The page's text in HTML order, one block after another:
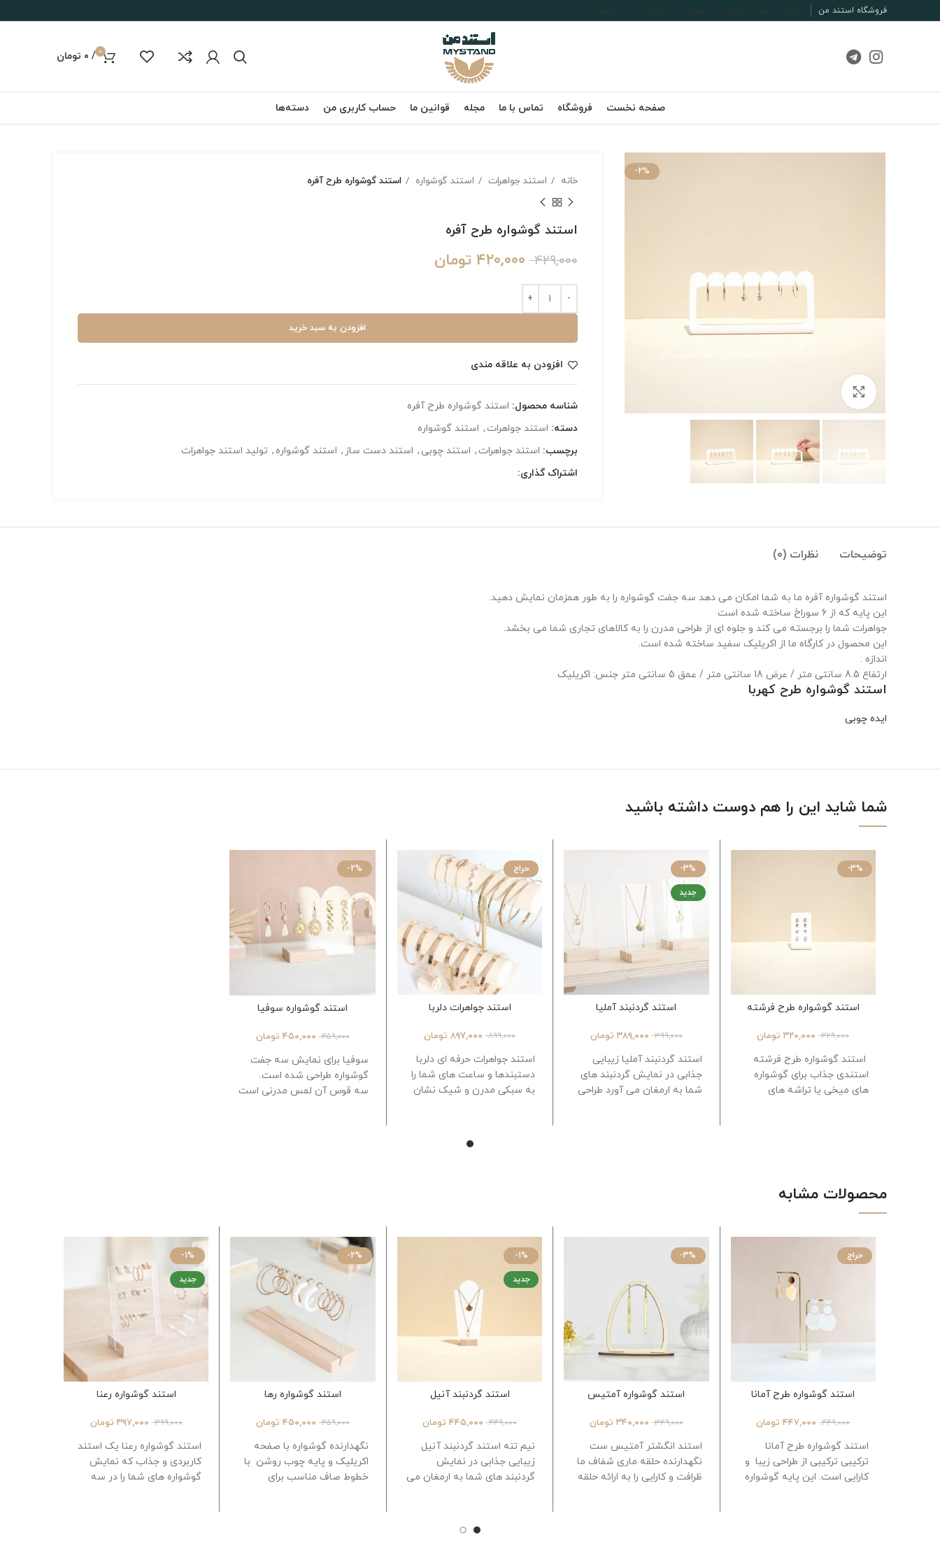
فروشگاه استند من مجله مطالب کاربران مشاوره تماس با ما برندها
0
/ ۰ تومان
صفحه نخست فروشگاه تماس با ما مجله قوانین ما حساب کاربری من دسته‌ها
-2%
خانه استند جواهرات استند گوشواره استند گوشواره طرح آفره
استند گوشواره طرح آفره
۴۲۹,۰۰۰ ۴۲۰,۰۰۰ تومان
افزودن به سبد خرید
افزودن به علاقه مندی
شناسه محصول: استند گوشواره طرح آفره
دسته: استند جواهرات , استند گوشواره
برچسب: استند جواهرات , استند چوبی , استند دست ساز , استند گوشواره , تولید استند جواهرات
اشتراک گذاری:
توضیحات نظرات (0)
استند گوشواره آفره ما به شما امکان می دهد سه جفت گوشواره را به طور همزمان نمایش دهید.
این پایه که از 6 سوراخ ساخته شده است
جواهرات شما را برجسته می کند و جلوه ای از طراحی مدرن را به کالاهای تجاری شما می بخشد.
این محصول در کارگاه ما از اکریلیک سفید ساخته شده است.
اندازه :
ارتفاع 8.5 سانتی متر / عرض 18 سانتی متر / عمق 5 سانتی متر
جنس: اکریلیک
استند گوشواره طرح کهربا
ایده چوبی
شما شاید این را هم دوست داشته باشید
-3%
استند گوشواره طرح فرشته
۳۲۹,۰۰۰ ۳۲۰,۰۰۰ تومان
استند گوشواره طرح فرشته
استندی جذاب برای گوشواره
های میخی یا تراشه های
-3%
جدید
استند گردنبند آملیا
۳۹۹,۰۰۰ ۳۸۹,۰۰۰ تومان
استند گردنبند آملیا زیبایی
جذابی در نمایش گردنبند های
شما به ارمغان می آورد طراحی
حراج
استند جواهرات دلربا
۸۹۹,۰۰۰ ۸۹۷,۰۰۰ تومان
استند جواهرات حرفه ای دلربا
دستبندها و ساعت های شما را
به سبکی مدرن و شیک نشان
-2%
استند گوشواره سوفیا
۴۵۹,۰۰۰ ۴۵۰,۰۰۰ تومان
سوفیا برای نمایش سه جفت
گوشواره طراحی شده است.
سه قوس آن لمس مدرنی است
محصولات مشابه
حراج
استند گوشواره طرح آمانا
۴۴۹,۰۰۰ ۴۴۷,۰۰۰ تومان
استند گوشواره طرح آمانا
ترکیبی ترکیبی از طراحی زیبا و
کارایی است. این پایه گوشواره
-3%
استند گوشواره آمتیس
۳۴۹,۰۰۰ ۳۴۰,۰۰۰ تومان
استند انگشتر آمتیس ست
نگهدارنده حلقه ماری شفاف ما
ظرافت و کارایی را به ارائه حلقه
-1%
جدید
استند گردنبند آنیل
۴۴۹,۰۰۰ ۴۴۵,۰۰۰ تومان
نیم تنه استند گردنبند آنیل
زیبایی جذابی در نمایش
گردنبند های شما به ارمغان می
-2%
استند گوشواره رها
۴۵۹,۰۰۰ ۴۵۰,۰۰۰ تومان
نگهدارنده گوشواره با صفحه
اکریلیک و پایه چوب روشن با
خطوط صاف مناسب برای
-1%
جدید
استند گوشواره رعنا
۳۹۹,۰۰۰ ۳۹۷,۰۰۰ تومان
استند گوشواره رعنا یک استند
کاربردی و جذاب که نمایش
گوشواره های شما را در سه